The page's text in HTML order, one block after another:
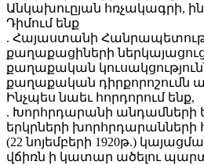
Անկախուըյան հռչակագրի,
Դիմում ենք
. Հայաստանի
քաղաքացիների
քաղաքական
քաղաքական դիրքորոշումն
Ինչպես նաեւ հորդորում ենք,
. Խորհրդարանի անդամների
երկրների
(22 նոյեմբերի 1920թ.)
վճիռն ի կատար ածելու